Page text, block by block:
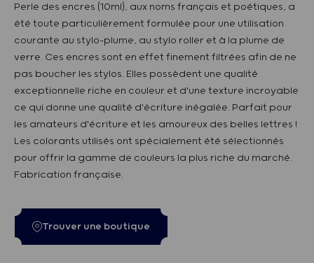
Perle des encres (10ml), aux noms français et poétiques, a
été toute particulièrement formulée pour une utilisation
courante au stylo-plume, au stylo roller et à la plume de
verre. Ces encres sont en effet finement filtrées afin de ne
pas boucher les stylos. Elles possèdent une qualité
exceptionnelle riche en couleur et d'une texture incroyable
ce qui donne une qualité d'écriture inégalée. Parfait pour
les amateurs d'écriture et les amoureux des belles lettres !
Les colorants utilisés ont spécialement été sélectionnés
pour offrir la gamme de couleurs la plus riche du marché.
Fabrication française.
Trouver une boutique